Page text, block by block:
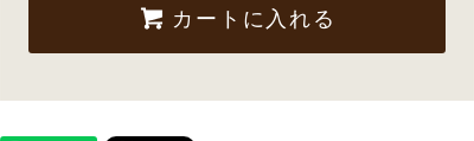
カートに入れる